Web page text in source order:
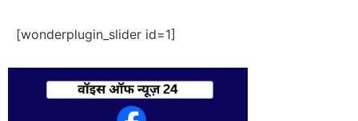
[wonderplugin_slider id=1]